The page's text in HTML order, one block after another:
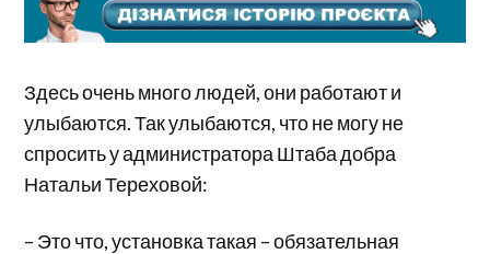
Здесь очень много людей, они работают и
улыбаются. Так улыбаются, что не могу не
спросить у администратора Штаба добра
Натальи Тереховой:
– Это что, установка такая – обязательная